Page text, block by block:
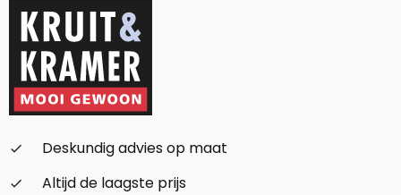
check_small
Deskundig advies op maat
check_small
Altijd de laagste prijs